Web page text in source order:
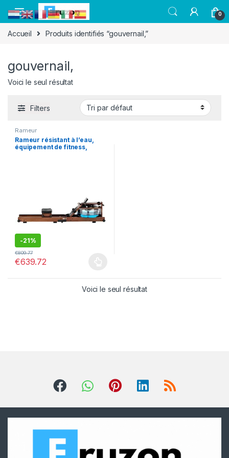
0
Accueil Produits identifiés “gouvernail,”
gouvernail,
Voici le seul résultat
Filters
Rameur
Rameur résistant à l’eau,
équipement de fitness,
-21%
€639.72
€809.77
Voici le seul résultat